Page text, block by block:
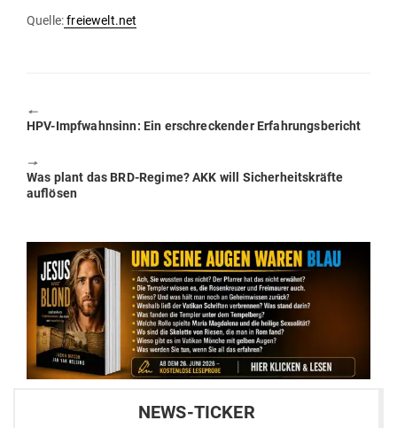
Quelle:freiewelt.net
🠔
Previous
HPV-Impf­wahnsinn: Ein erschre­ckender Erfahrungsbericht
🠖
Next
post:
Was plant das BRD-Regime? AKK will Sicher­heits­kräfte
auflösen
NEWS-TICKER